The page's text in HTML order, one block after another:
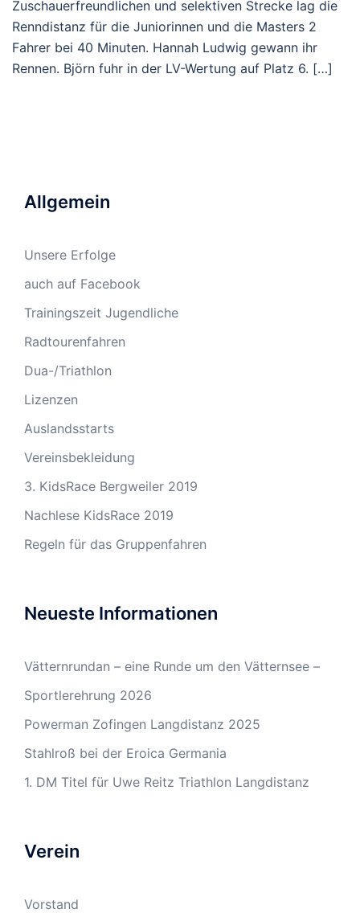
Zuschauerfreundlichen und selektiven Strecke lag die
Renndistanz für die Juniorinnen und die Masters 2
Fahrer bei 40 Minuten. Hannah Ludwig gewann ihr
Rennen. Björn fuhr in der LV-Wertung auf Platz 6. […]
Allgemein
Unsere Erfolge
auch auf Facebook
Trainingszeit Jugendliche
Radtourenfahren
Dua-/Triathlon
Lizenzen
Auslandsstarts
Vereinsbekleidung
3. KidsRace Bergweiler 2019
Nachlese KidsRace 2019
Regeln für das Gruppenfahren
Neueste Informationen
Vätternrundan – eine Runde um den Vätternsee –
Sportlerehrung 2026
Powerman Zofingen Langdistanz 2025
Stahlroß bei der Eroica Germania
1. DM Titel für Uwe Reitz Triathlon Langdistanz
Verein
Vorstand